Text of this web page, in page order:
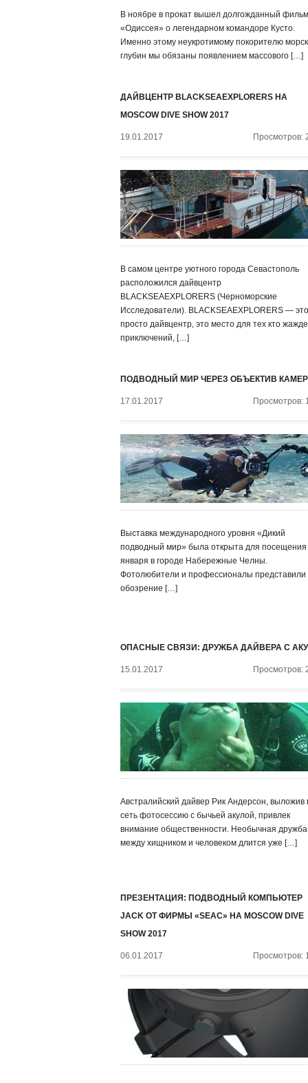
В ноябре в прокат вышел долгожданный фильм
«Одиссея» о легендарном командоре Кусто.
Именно этому неукротимому покорителю
глубин мы обязаны появлением массового […]
ДАЙВЦЕНТР BLACKSEAEXPLORERS НА
MOSCOW DIVE SHOW 2017
19.01.2017 Просмотров:
В самом центре уютного города Севастополь
расположился дайвцентр
BLACKSEAEXPLORERS (Черноморские
Исследователи). BLACKSEAEXPLORERS —
просто дайвцентр, это место для тех кто
приключений, […]
ПОДВОДНЫЙ МИР ЧЕРЕЗ ОБЪЕКТИВ
17.01.2017 Просмотров:
Выставка международного уровня «Дикий
подводный мир» была открыта для посещения
января в городе Набережные Челны.
Фотолюбители и профессионалы представили
обозрение […]
ОПАСНЫЕ СВЯЗИ: ДРУЖБА ДАЙВЕРА С
15.01.2017 Просмотров:
Австралийский дайвер Рик Андерсон, выложив
сеть фотосессию с бычьей акулой, привлек
внимание общественности. Необычная дружба
между хищником и человеком длится уже […]
ПРЕЗЕНТАЦИЯ: ПОДВОДНЫЙ КОМПЬЮТЕР
JACK ОТ ФИРМЫ «SEAC» НА MOSCOW DIVE
SHOW 2017
06.01.2017 Просмотров: